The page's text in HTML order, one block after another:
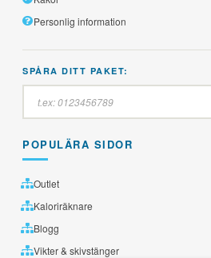
Personlig information
SPÅRA DITT PAKET:
POPULÄRA SIDOR
Outlet
Kaloriräknare
Blogg
Vikter & skivstänger